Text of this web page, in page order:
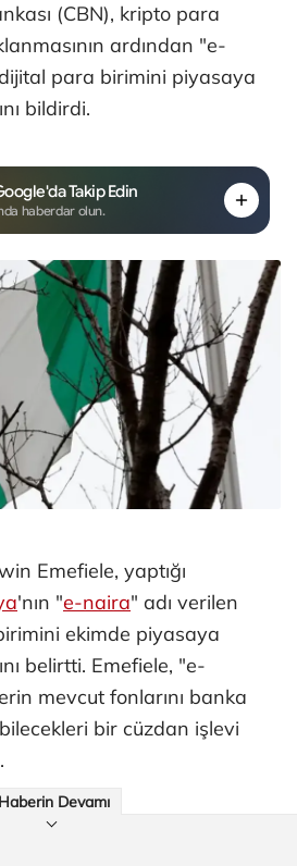
(CBN), kripto para
ardından "e-
para birimini piyasaya
bildirdi.
Takip Edin
haberdar olun.
Emefiele, yaptığı
'nın "e-naira" adı verilen
ekimde piyasaya
belirtti. Emefiele, "e-
mevcut fonlarını banka
bir cüzdan işlevi
Haberin Devamı